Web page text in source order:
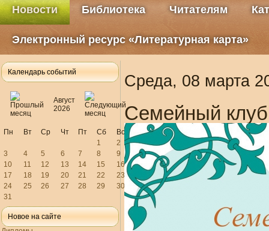
Новости Библиотека Читателям
Электронный ресурс «Литературная карта»
Календарь событий
Август
2026
Пн Вт Ср Чт Пт Сб
Вс
1
2
3
4 5 6 7 8
9
10
11 12 13 14 15
16
17
18 19 20 21 22
23
24
25 26 27 28 29
30
31
Новое на сайте
Среда, 08 марта
Семейный